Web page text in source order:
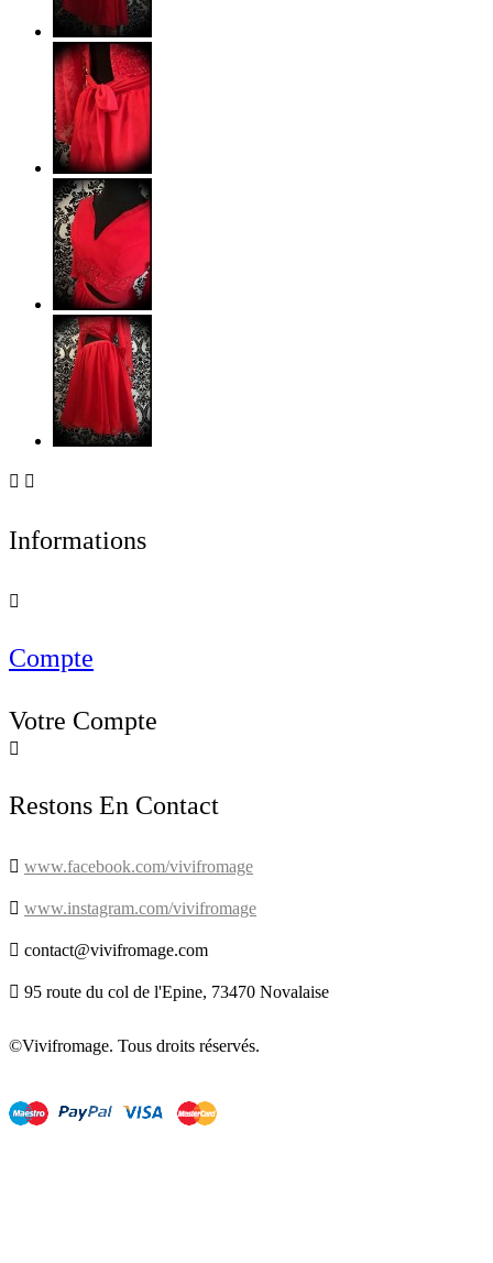
 
Informations

Compte
Votre Compte

Restons En Contact
 www.facebook.com/vivifromage
 www.instagram.com/vivifromage
 contact@vivifromage.com
 95 route du col de l'Epine, 73470 Novalaise
©Vivifromage. Tous droits réservés.